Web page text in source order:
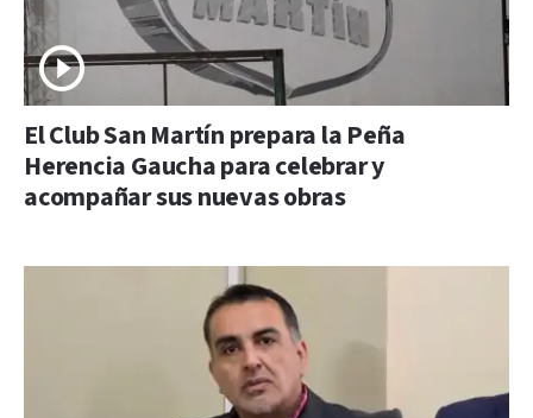
El Club San Martín prepara la Peña
Herencia Gaucha para celebrar y
acompañar sus nuevas obras